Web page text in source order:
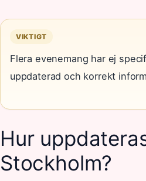
VIKTIGT
Flera evenemang har ej
uppdaterad och korrekt
Hur
Stockholm?